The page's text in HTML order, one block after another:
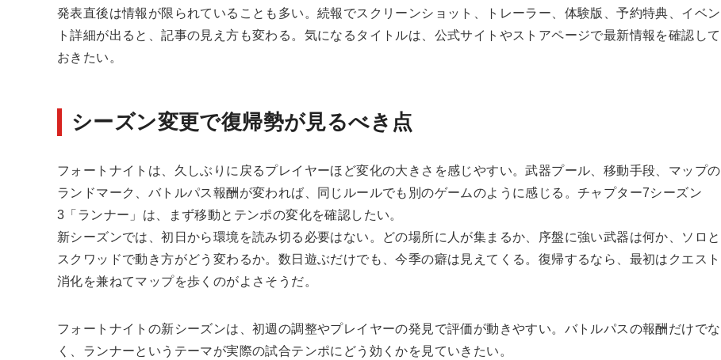
発表直後は情報が限られていることも多い。続報でスクリーンショット、トレーラー、体験版、予約特典、イベン
ト詳細が出ると、記事の見え方も変わる。気になるタイトルは、公式サイトやストアページで最新情報を確認して
おきたい。
シーズン変更で復帰勢が見るべき点
フォートナイトは、久しぶりに戻るプレイヤーほど変化の大きさを感じやすい。武器プール、移動手段、マップの
ランドマーク、バトルパス報酬が変われば、同じルールでも別のゲームのように感じる。チャプター7シーズン
3「ランナー」は、まず移動とテンポの変化を確認したい。
新シーズンでは、初日から環境を読み切る必要はない。どの場所に人が集まるか、序盤に強い武器は何か、ソロと
スクワッドで動き方がどう変わるか。数日遊ぶだけでも、今季の癖は見えてくる。復帰するなら、最初はクエスト
消化を兼ねてマップを歩くのがよさそうだ。
フォートナイトの新シーズンは、初週の調整やプレイヤーの発見で評価が動きやすい。バトルパスの報酬だけでな
く、ランナーというテーマが実際の試合テンポにどう効くかを見ていきたい。